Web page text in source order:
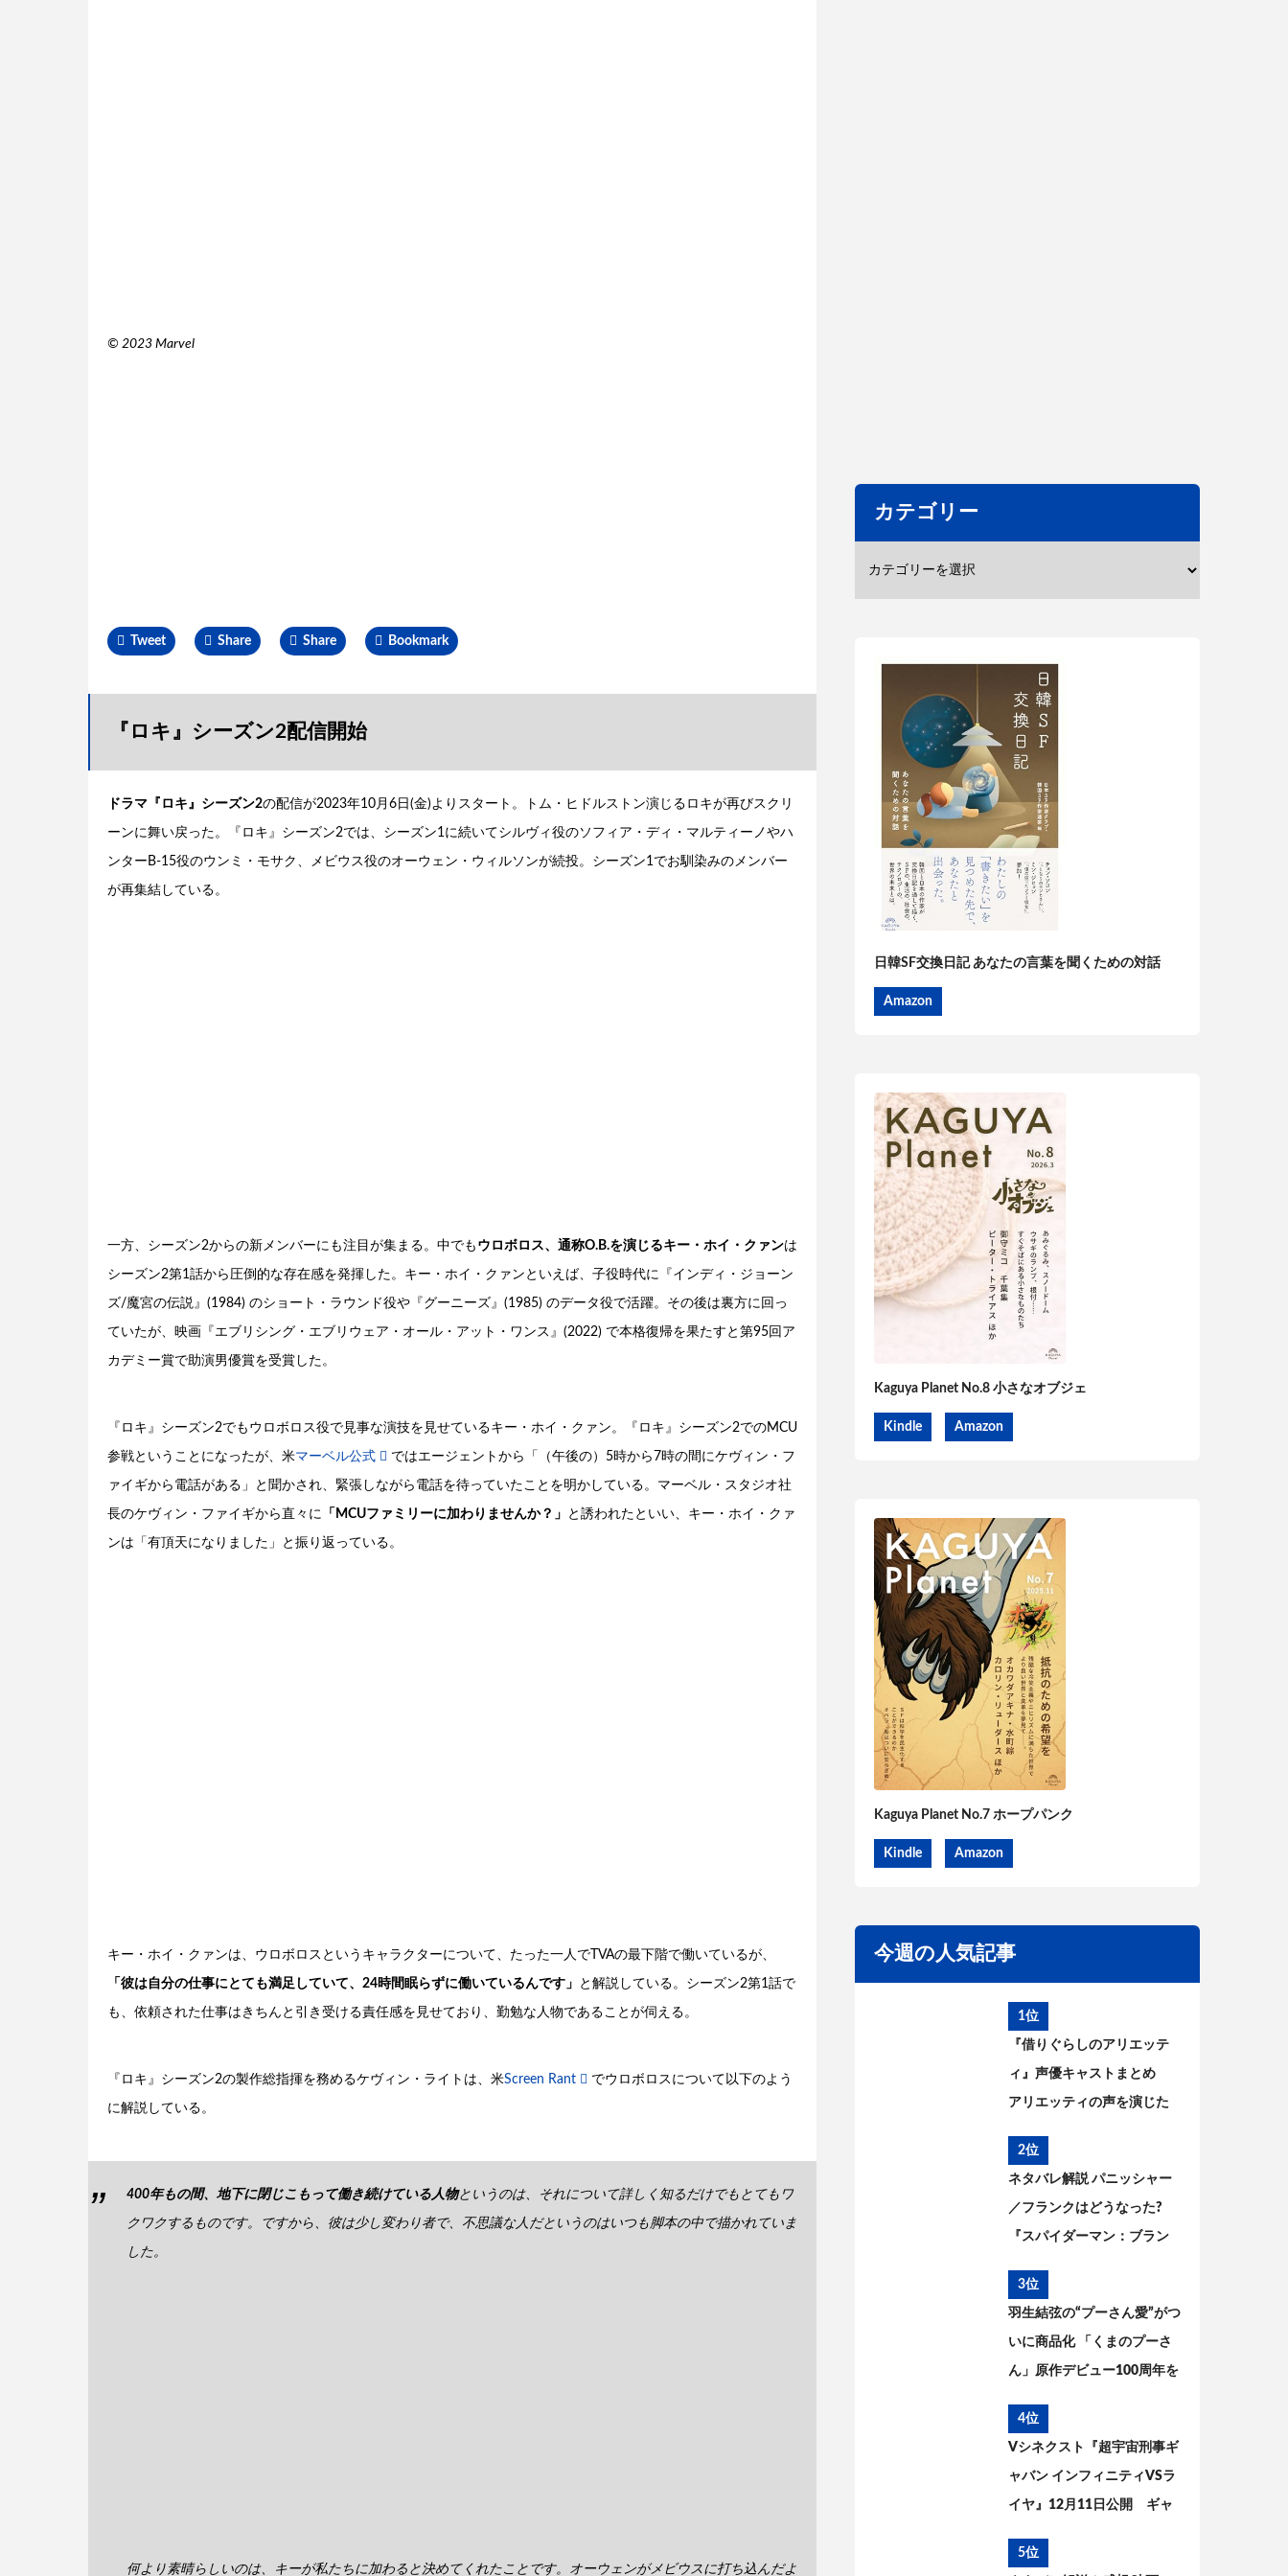
© 2023 Marvel
Tweet Share Share Bookmark
『ロキ』シーズン2配信開始
ドラマ『ロキ』シーズン2の配信が2023年10月6日(金)よりスタート。トム・ヒドルストン演じるロキが再びスクリ
ーンに舞い戻った。『ロキ』シーズン2では、シーズン1に続いてシルヴィ役のソフィア・ディ・マルティーノやハ
ンターB-15役のウンミ・モサク、メビウス役のオーウェン・ウィルソンが続投。シーズン1でお馴染みのメンバー
が再集結している。
一方、シーズン2からの新メンバーにも注目が集まる。中でも ウロボロス、通称O.B.を演じるキー・ホイ・クァンは
シーズン2第1話から圧倒的な存在感を発揮した。キー・ホイ・クァンといえば、子役時代に『インディ・ジョーン
ズ/魔宮の伝説』(1984) のショート・ラウンド役や『グーニーズ』(1985) のデータ役で活躍。その後は裏方に回っ
ていたが、映画『エブリシング・エブリウェア・オール・アット・ワンス』(2022) で本格復帰を果たすと第95回ア
カデミー賞で助演男優賞を受賞した。
『ロキ』シーズン2でもウロボロス役で見事な演技を見せているキー・ホイ・クァン。『ロキ』シーズン2でのMCU
参戦ということになったが、米マーベル公式 ではエージェントから「（午後の）5時から7時の間にケヴィン・フ
ァイギから電話がある」と聞かされ、緊張しながら電話を待っていたことを明かしている。マーベル・スタジオ社
長のケヴィン・ファイギから直々に 「MCUファミリーに加わりませんか？」 と誘われたといい、キー・ホイ・クァ
ンは「有頂天になりました」と振り返っている。
キー・ホイ・クァンは、ウロボロスというキャラクターについて、たった一人でTVAの最下階で働いているが、
「彼は自分の仕事にとても満足していて、24時間眠らずに働いているんです」 と解説している。シーズン2第1話で
も、依頼された仕事はきちんと引き受ける責任感を見せており、勤勉な人物であることが伺える。
『ロキ』シーズン2の製作総指揮を務めるケヴィン・ライトは、米Screen Rant でウロボロスについて以下のよう
に解説している。
400年もの間、地下に閉じこもって働き続けている人物というのは、それについて詳しく知るだけでもとてもワ
クワクするものです。ですから、彼は少し変わり者で、不思議な人だというのはいつも脚本の中で描かれていま
した。
何より素晴らしいのは、キーが私たちに加わると決めてくれたことです。オーウェンがメビウスに打ち込んだよ
カテゴリー
日韓SF交換日記 あなたの言葉を聞くための対話
Amazon
Kaguya Planet No.8 小さなオブジェ
Kindle Amazon
Kaguya Planet No.7 ホープパンク
Kindle Amazon
今週の人気記事
1位
『借りぐらしのアリエッテ
ィ』声優キャストまとめ
アリエッティの声を演じた
2位
ネタバレ解説 パニッシャー
／フランクはどうなった?
『スパイダーマン：ブラン
までを考察
3位
羽生結弦の“プーさん愛”がつ
いに商品化 「くまのプーさ
ん」原作デビュー100周年を
4位
Vシネクスト『超宇宙刑事ギ
ャバン インフィニティVSラ
イヤ』12月11日公開 ギャ
5位